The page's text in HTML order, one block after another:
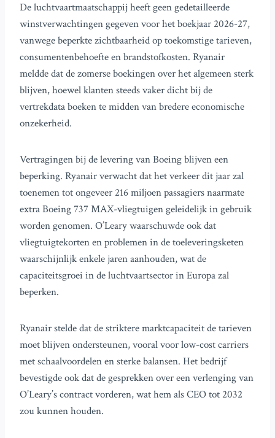
De luchtvaartmaatschappij heeft geen gedetailleerde
winstverwachtingen gegeven voor het boekjaar 2026-27,
vanwege beperkte zichtbaarheid op toekomstige tarieven,
consumentenbehoefte en brandstofkosten. Ryanair
meldde dat de zomerse boekingen over het algemeen sterk
blijven, hoewel klanten steeds vaker dicht bij de
vertrekdata boeken te midden van bredere economische
onzekerheid.
Vertragingen bij de levering van Boeing blijven een
beperking. Ryanair verwacht dat het verkeer dit jaar zal
toenemen tot ongeveer 216 miljoen passagiers naarmate
extra Boeing 737 MAX-vliegtuigen geleidelijk in gebruik
worden genomen. O’Leary waarschuwde ook dat
vliegtuigtekorten en problemen in de toeleveringsketen
waarschijnlijk enkele jaren aanhouden, wat de
capaciteitsgroei in de luchtvaartsector in Europa zal
beperken.
Ryanair stelde dat de striktere marktcapaciteit de tarieven
moet blijven ondersteunen, vooral voor low-cost carriers
met schaalvoordelen en sterke balansen. Het bedrijf
bevestigde ook dat de gesprekken over een verlenging van
O’Leary’s contract vorderen, wat hem als CEO tot 2032
zou kunnen houden.